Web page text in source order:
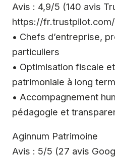
Avis : 4,9/5 (140 avis
https://
• Chefs d’entreprise,
particuliers
• Optimisation fiscale
patrimoniale à long
• Accompagnement
pédagogie et
Aginnum Patrimoine
Avis : 5/5 (27 avis